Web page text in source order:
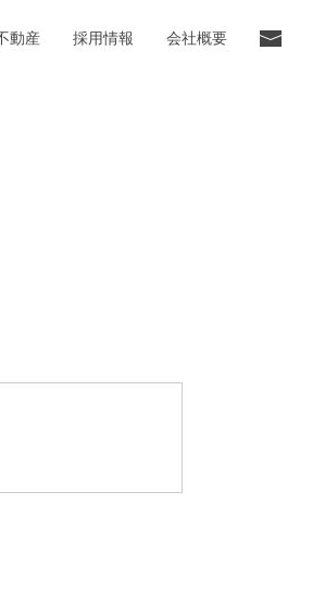
動産 採用情報 会社概要